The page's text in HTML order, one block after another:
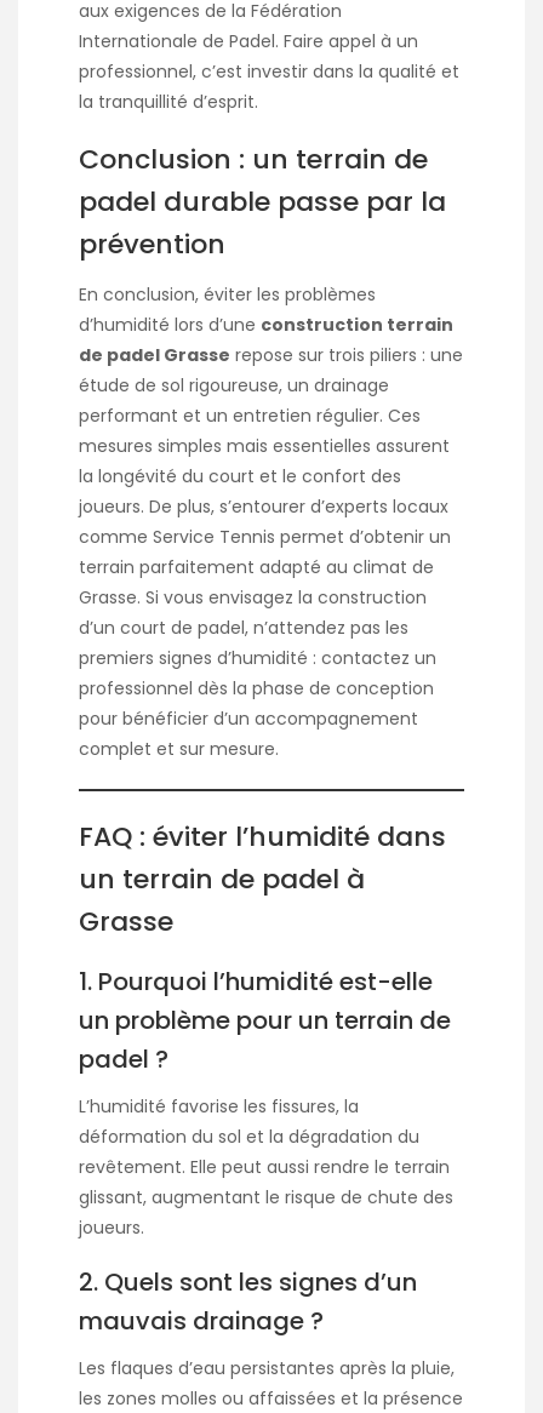
aux exigences de la Fédération
Internationale de Padel. Faire appel à un
professionnel, c’est investir dans la qualité et
la tranquillité d’esprit.
Conclusion : un terrain de
padel durable passe par la
prévention
En conclusion, éviter les problèmes
d’humidité lors d’une construction terrain
de padel Grasse repose sur trois piliers : une
étude de sol rigoureuse, un drainage
performant et un entretien régulier. Ces
mesures simples mais essentielles assurent
la longévité du court et le confort des
joueurs. De plus, s’entourer d’experts locaux
comme Service Tennis permet d’obtenir un
terrain parfaitement adapté au climat de
Grasse. Si vous envisagez la construction
d’un court de padel, n’attendez pas les
premiers signes d’humidité : contactez un
professionnel dès la phase de conception
pour bénéficier d’un accompagnement
complet et sur mesure.
FAQ : éviter l’humidité dans
un terrain de padel à
Grasse
1. Pourquoi l’humidité est-elle
un problème pour un terrain de
padel ?
L’humidité favorise les fissures, la
déformation du sol et la dégradation du
revêtement. Elle peut aussi rendre le terrain
glissant, augmentant le risque de chute des
joueurs.
2. Quels sont les signes d’un
mauvais drainage ?
Les flaques d’eau persistantes après la pluie,
les zones molles ou affaissées et la présence